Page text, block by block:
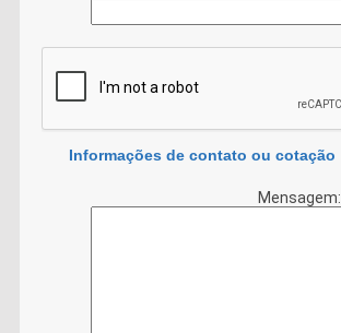
Informações de contato ou cotação
Mensagem: